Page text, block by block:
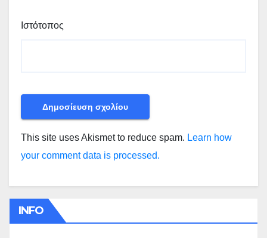
Ιστότοπος
This site uses Akismet to reduce spam. Learn how
your comment data is processed.
INFO